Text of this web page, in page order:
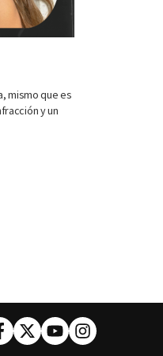
mismo que es
y un
Facebook
TwitterYoutubeInstagram